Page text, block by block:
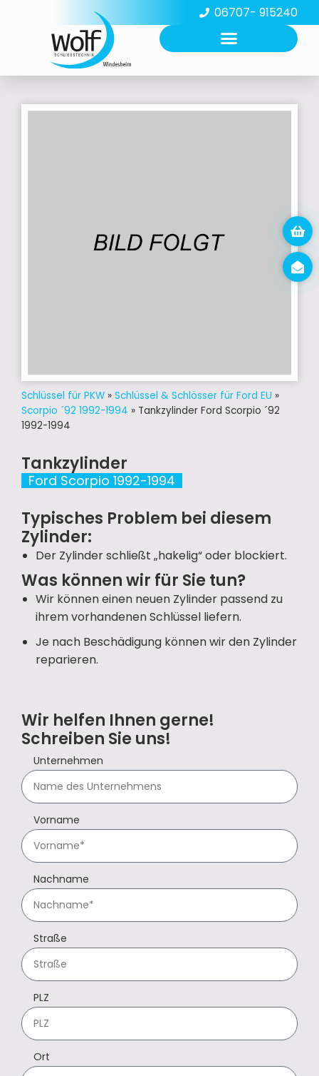
06707- 915240
Schlüssel für PKW » Schlüssel & Schlösser für Ford EU »
Scorpio ´92 1992-1994 » Tankzylinder Ford Scorpio ´92
1992-1994
Tankzylinder
Ford Scorpio 1992-1994
Typisches Problem bei diesem
Zylinder:
Der Zylinder schließt „hakelig“ oder blockiert.
Was können wir für Sie tun?
Wir können einen neuen Zylinder passend zu
ihrem vorhandenen Schlüssel liefern.
Je nach Beschädigung können wir den Zylinder
reparieren.
Wir helfen Ihnen gerne!
Schreiben Sie uns!
Unternehmen
Vorname
Nachname
Straße
PLZ
Ort